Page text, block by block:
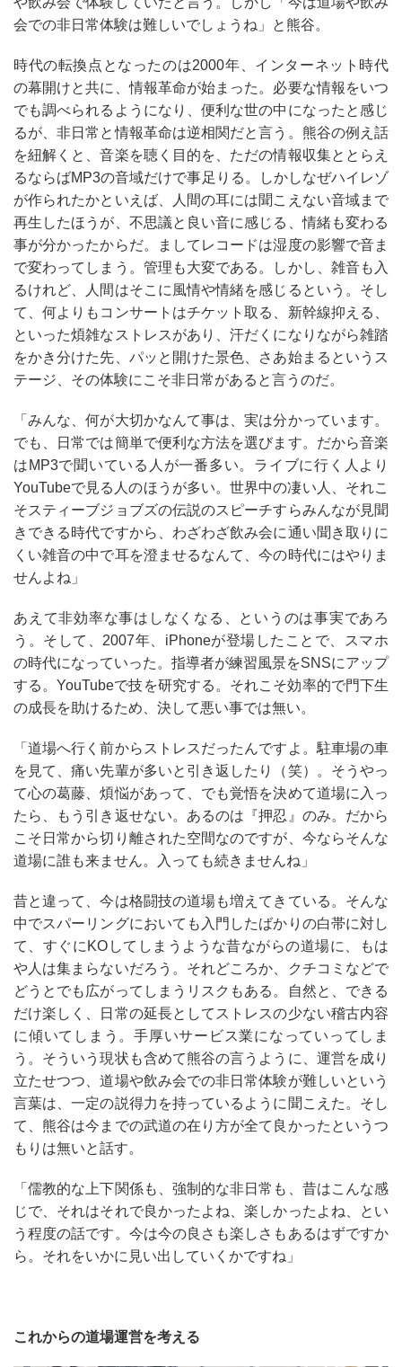
会での非日常体験は難しいでしょうね」と熊谷。
時代の転換点となったのは2000年、インターネット時代
の幕開けと共に、情報革命が始まった。必要な情報をいつ
でも調べられるようになり、便利な世の中になったと感じ
るが、非日常と情報革命は逆相関だと言う。熊谷の例え話
を紐解くと、音楽を聴く目的を、ただの情報収集ととらえ
るならばMP3の音域だけで事足りる。しかしなぜハイレゾ
が作られたかといえば、人間の耳には聞こえない音域まで
再生したほうが、不思議と良い音に感じる、情緒も変わる
事が分かったからだ。ましてレコードは湿度の影響で音ま
で変わってしまう。管理も大変である。しかし、雑音も入
るけれど、人間はそこに風情や情緒を感じるという。そし
て、何よりもコンサートはチケット取る、新幹線抑える、
といった煩雑なストレスがあり、汗だくになりながら雑踏
をかき分けた先、パッと開けた景色、さあ始まるというス
テージ、その体験にこそ非日常があると言うのだ。
「みんな、何が大切かなんて事は、実は分かっています。
でも、日常では簡単で便利な方法を選びます。だから音楽
は MP3で聞いている人が一番多い。ライブに行く人より
YouTubeで見る人のほうが多い。世界中の凄い人、それこ
そスティーブジョブズの伝説のスピーチすらみんなが見聞
きできる時代ですから、わざわざ飲み会に通い聞き取りに
くい雑音の中で耳を澄ませるなんて、今の時代にはやりま
せんよね」
あえて非効率な事はしなくなる、というのは事実であろ
う。そして、 2007年、 iPhoneが登場したことで、スマホ
の時代になっていった。指導者が練習風景をSNSにアップ
する。YouTubeで技を研究する。それこそ効率的で門下生
の成長を助けるため、決して悪い事では無い。
「道場へ行く前からストレスだったんですよ。駐車場の車
を見て、痛い先輩が多いと引き返したり（笑）。そうやっ
て心の葛藤、煩悩があって、でも覚悟を決めて道場に入っ
たら、もう引き返せない。あるのは『押忍』のみ。だから
こそ日常から切り離された空間なのですが、今ならそんな
道場に誰も来ません。入っても続きませんね」
昔と違って、今は格闘技の道場も増えてきている。そんな
中でスパーリングにおいても入門したばかりの白帯に対し
て、すぐに KO してしまうような昔ながらの道場に、もは
や人は集まらないだろう。それどころか、クチコミなどで
どうとでも広がってしまうリスクもある。自然と、できる
だけ楽しく、日常の延長としてストレスの少ない稽古内容
に傾いてしまう。手厚いサービス業になっていってしま
う。そういう現状も含めて熊谷の言うように、運営を成り
立たせつつ、道場や飲み会での非日常体験が難しいという
言葉は、一定の説得力を持っているように聞こえた。そし
て、熊谷は今までの武道の在り方が全て良かったというつ
もりは無いと話す。
「儒教的な上下関係も、強制的な非日常も、昔はこんな感
じで、それはそれで良かったよね、楽しかったよね、とい
う程度の話です。今は今の良さも楽しさもあるはずですか
ら。それをいかに見い出していくかですね」
これからの道場運営を考える